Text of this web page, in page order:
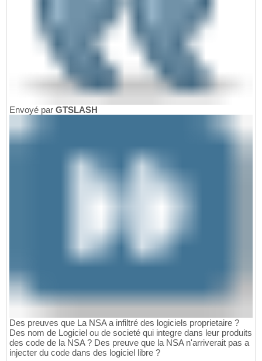
Envoyé par GTSLASH
Des preuves que La NSA a infiltré des logiciels proprietaire ?
Des nom de Logiciel ou de societé qui integre dans leur produits
des code de la NSA ? Des preuve que la NSA n'arriverait pas a
injecter du code dans des logiciel libre ?